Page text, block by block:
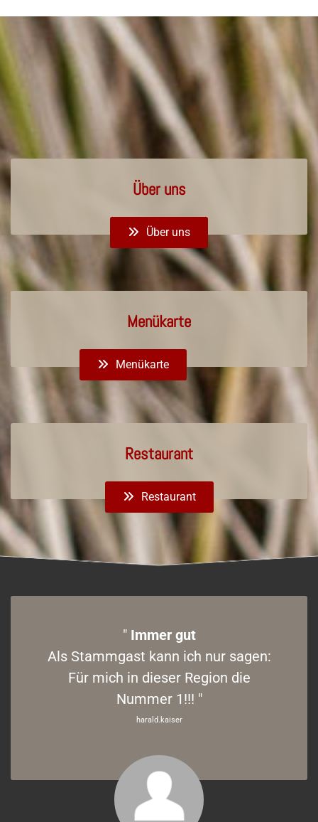
Über uns
Über uns
Menükarte
Menükarte
Restaurant
Restaurant
" Immer gut
Als Stammgast kann ich nur sagen:
Für mich in dieser Region die
Nummer 1!!! "
harald.kaiser